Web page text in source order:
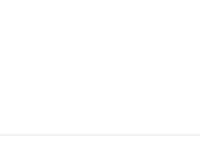
your use of our site with our social